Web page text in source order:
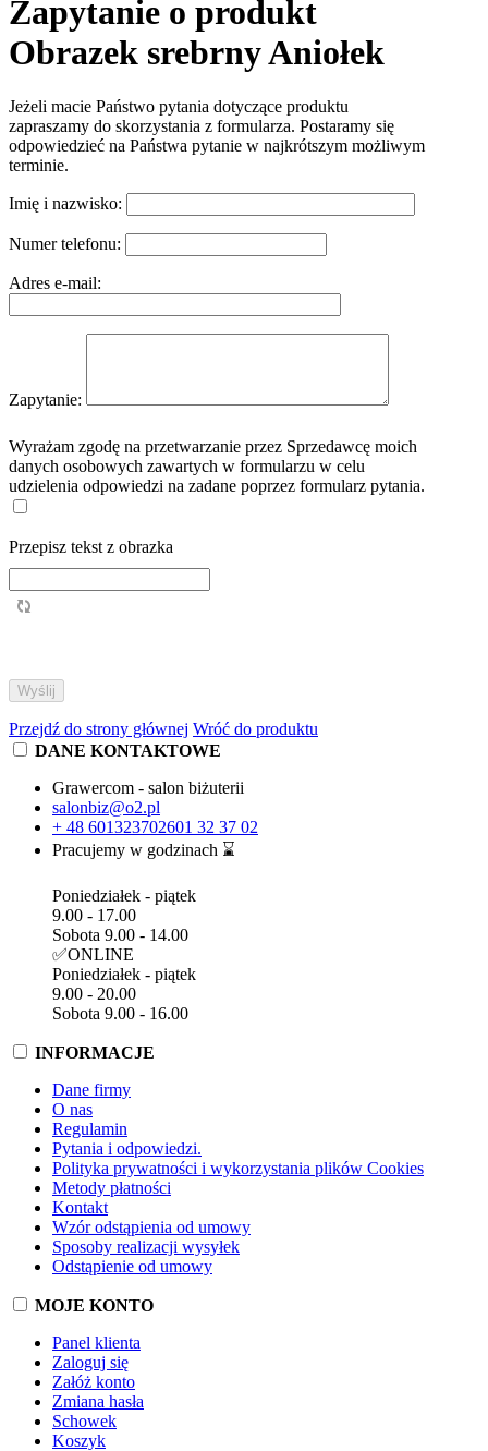
Zapytanie o produkt
Obrazek srebrny Aniołek
Jeżeli macie Państwo pytania dotyczące produktu
zapraszamy do skorzystania z formularza. Postaramy się
odpowiedzieć na Państwa pytanie w najkrótszym możliwym
terminie.
Imię i nazwisko:
Numer telefonu:
Adres e-mail:
Zapytanie:
Wyrażam zgodę na przetwarzanie przez Sprzedawcę moich
danych osobowych zawartych w formularzu w celu
udzielenia odpowiedzi na zadane poprzez formularz pytania.
Przepisz tekst z obrazka
Przejdź do strony głównej Wróć do produktu
DANE KONTAKTOWE
Grawercom - salon biżuterii
salonbiz@o2.pl
+ 48 601323702601 32 37 02
Pracujemy w godzinach ⌛
Poniedziałek - piątek
9.00 - 17.00
Sobota 9.00 - 14.00
✅ONLINE
Poniedziałek - piątek
9.00 - 20.00
Sobota 9.00 - 16.00
INFORMACJE
Dane firmy
O nas
Regulamin
Pytania i odpowiedzi.
Polityka prywatności i wykorzystania plików Cookies
Metody płatności
Kontakt
Wzór odstąpienia od umowy
Sposoby realizacji wysyłek
Odstąpienie od umowy
MOJE KONTO
Panel klienta
Zaloguj się
Załóż konto
Zmiana hasła
Schowek
Koszyk